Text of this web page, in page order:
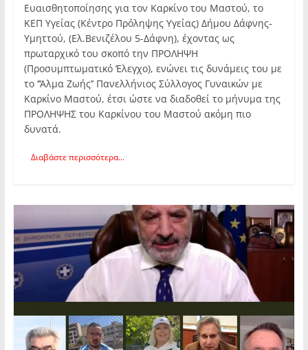
Ευαισθητοποίησης για τον Καρκίνο του Μαστού, το
ΚΕΠ Υγείας (Κέντρο Πρόληψης Υγείας) Δήμου Δάφνης-
Υμηττού, (Ελ.Βενιζέλου 5-Δάφνη), έχοντας ως
πρωταρχικό του σκοπό την ΠΡΟΛΗΨΗ
(Προσυμπτωματικό Έλεγχο), ενώνει τις δυνάμεις του με
το ‘’Άλμα Ζωής’’ Πανελλήνιος Σύλλογος Γυναικών με
Καρκίνο Μαστού, έτσι ώστε να διαδοθεί το μήνυμα της
ΠΡΟΛΗΨΗΣ του Καρκίνου του Μαστού ακόμη πιο
δυνατά.
Διαβάστε περισσότερα...